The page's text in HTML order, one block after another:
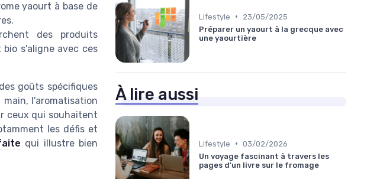
yaourt à base de
des produits
s'aligne avec ces
goûts spécifiques
l'aromatisation
ceux qui souhaitent
les défis et
qui illustre bien
Lifestyle •
23/05/2025
Préparer un yaourt à la grecque avec
une yaourtière
À lire aussi
Lifestyle • 03/02/2026
Un voyage fascinant à travers les
pages d'un livre sur le fromage